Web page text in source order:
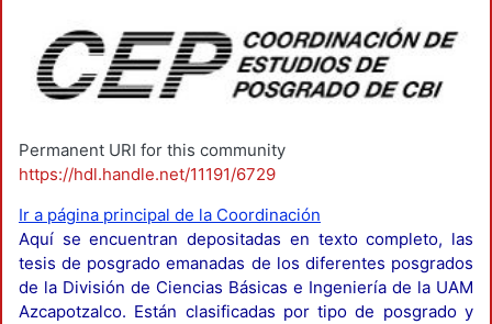
Permanent URI for this community
https://hdl.handle.net/11191/6729
Ir a página principal de la Coordinación
Aquí se encuentran depositadas en texto completo, las
tesis de posgrado emanadas de los diferentes posgrados
de la División de Ciencias Básicas e Ingeniería de la UAM
Azcapotzalco. Están clasificadas por tipo de posgrado y